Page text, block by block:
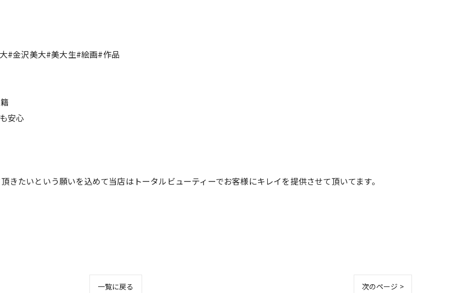
#金沢美大#美大生#絵画#作品
安心
きたいという願いを込めて当店はトータルビューティーでお客様にキレイを提供させて頂いてます。
一覧に戻る 次のページ >